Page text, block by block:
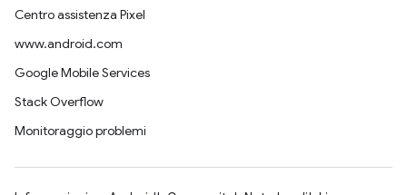
Centro assistenza Pixel
www.android.com
Google Mobile Services
Stack Overflow
Monitoraggio problemi